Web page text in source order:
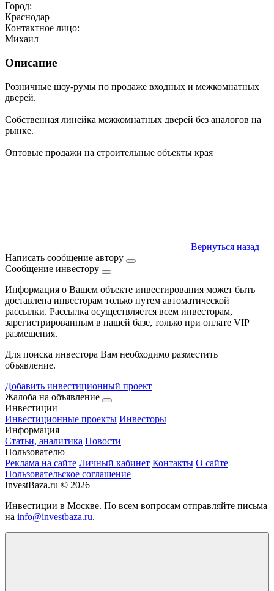
Город:
Краснодар
Контактное лицо:
Михаил
Описание
Розничные шоу-румы по продаже входных и межкомнатных
дверей.
Собственная линейка межкомнатных дверей без аналогов на
рынке.
Оптовые продажи на строительные объекты края
Вернуться назад
Написать сообщение автору
Сообщение инвестору
Информация о Вашем объекте инвестирования может быть
доставлена инвесторам только путем автоматической
рассылки. Рассылка осуществляется всем инвесторам,
зарегистрированным в нашей базе, только при оплате VIP
размещения.
Для поиска инвестора Вам необходимо разместить
объявление.
Добавить инвестиционный проект
Жалоба на объявление
Инвестиции
Инвестиционные проекты Инвесторы
Информация
Статьи, аналитика Новости
Пользователю
Реклама на сайте Личный кабинет Контакты О сайте
Пользовательское соглашение
InvestBaza.ru © 2026
Инвестиции в Москве. По всем вопросам отправляйте письма
на info@investbaza.ru.